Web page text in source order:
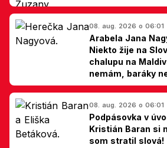
hovorí Milan
08. aug. 2026 o 06:01
Arabela Jana
Niekto žije na
chalupu na
nemám, baráky
Slovákom
08. aug. 2026 o 06:01
Podpásovka v
Kristián Baran si
som stratil slová!